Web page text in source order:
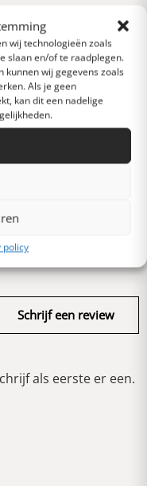
wij technologieën zoals
slaan en/of te raadplegen.
wij gegevens zoals
Als je geen
kan dit een nadelige
policy
Schrijf een review
als eerste er een.